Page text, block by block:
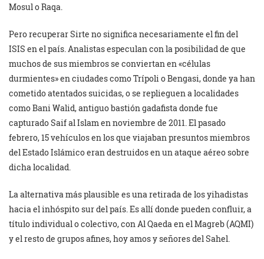
Mosul o Raqa.
Pero recuperar Sirte no significa necesariamente el fin del
ISIS en el país. Analistas especulan con la posibilidad de que
muchos de sus miembros se conviertan en «células
durmientes» en ciudades como Trípoli o Bengasi, donde ya han
cometido atentados suicidas, o se replieguen a localidades
como Bani Walid, antiguo bastión gadafista donde fue
capturado Saif al Islam en noviembre de 2011. El pasado
febrero, 15 vehículos en los que viajaban presuntos miembros
del Estado Islámico eran destruidos en un ataque aéreo sobre
dicha localidad.
La alternativa más plausible es una retirada de los yihadistas
hacia el inhóspito sur del país. Es allí donde pueden confluir, a
título individual o colectivo, con Al Qaeda en el Magreb (AQMI)
y el resto de grupos afines, hoy amos y señores del Sahel.